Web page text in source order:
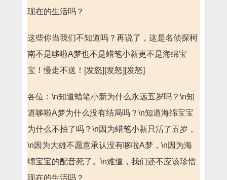
现在的生活吗？
这些你当我们不知道吗？再说了，这是名侦探柯
南不是哆啦A梦也不是蜡笔小新更不是海绵宝
宝！慢走不送！[发怒][发怒][发怒]
各位：\n知道蜡笔小新为什么永远五岁吗？\n知
道哆啦A梦为什么没有结局吗？\n知道海绵宝宝
为什么不拍了吗？\n因为蜡笔小新只活了五岁，
\n因为大雄不愿意承认没有哆啦A梦，\n因为海
绵宝宝的配音死了。\n难道，我们还不应该珍惜
现在的生活吗？